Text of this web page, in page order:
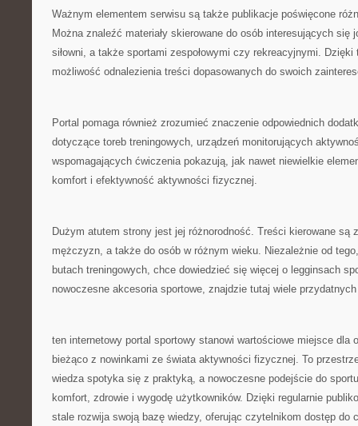
Ważnym elementem serwisu są także publikacje poświęcone
Można znaleźć materiały skierowane do osób interesujących się
siłowni, a także sportami zespołowymi czy rekreacyjnymi.
możliwość odnalezienia treści dopasowanych do swoich
Portal pomaga również zrozumieć znaczenie odpowiednich
dotyczące toreb treningowych, urządzeń monitorujących
wspomagających ćwiczenia pokazują, jak nawet niewielkie
komfort i efektywność aktywności fizycznej.
Dużym atutem strony jest jej różnorodność. Treści kierowane są
mężczyzn, a także do osób w różnym wieku. Niezależnie od
butach treningowych, chce dowiedzieć się więcej o legginsach
nowoczesne akcesoria sportowe, znajdzie tutaj wiele
ten internetowy portal sportowy stanowi wartościowe miejsce dla
bieżąco z nowinkami ze świata aktywności fizycznej. To
wiedza spotyka się z praktyką, a nowoczesne podejście do
komfort, zdrowie i wygodę użytkowników. Dzięki regularnie
stale rozwija swoją bazę wiedzy, oferując czytelnikom dostęp do